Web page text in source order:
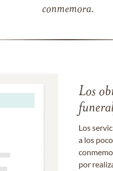
conmemora.
Los
Los
a los
por